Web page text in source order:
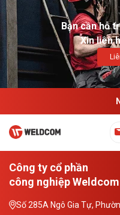
Bạn cần hỗ
Xin liên
Công ty cổ phần
công nghiệp Weldcom
Số 285A Ngô Gia Tự,